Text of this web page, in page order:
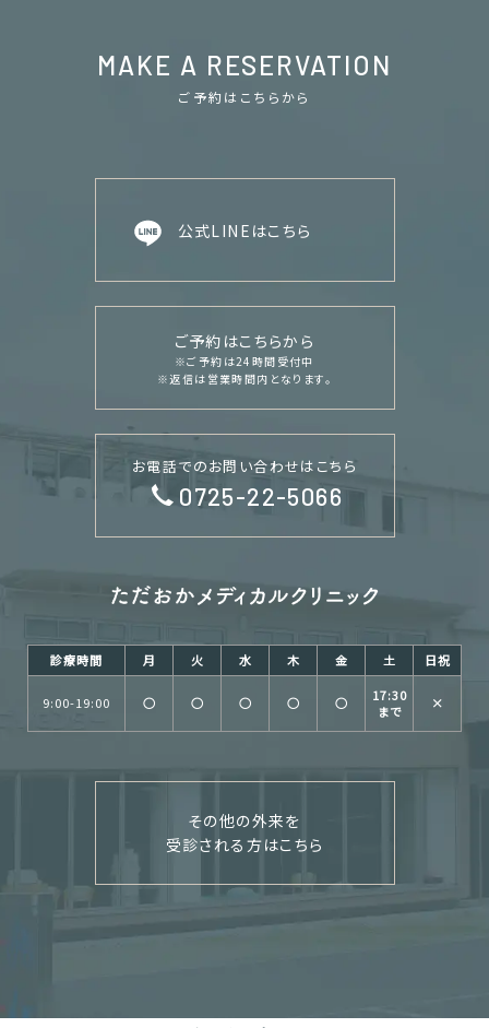
MAKE A RESERVATION
ご予約はこちらから
公式LINEはこちら
ご予約はこちらから
※ご予約は24時間受付中
※返信は営業時間内となります。
お電話でのお問い合わせはこちら
0725-22-5066
診療時間 月 火 水 木 金 土 日祝
9:00-19:00 ○ ○ ○ ○ ○
17:30
まで
×
その他の外来を
受診される方はこちら